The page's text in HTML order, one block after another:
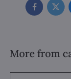
Facebook
More from